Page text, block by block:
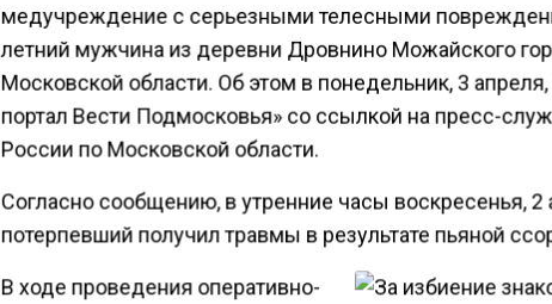
медучреждение с серьезными телесными
летний мужчина из деревни Дровнино Можайского
Московской области. Об этом в понедельник, 3
портал Вести Подмосковья» со ссылкой на пресс-
России по Московской области.
Согласно сообщению, в утренние часы воскресенья, 2
потерпевший получил травмы в результате пьяной
В ходе проведения оперативно-